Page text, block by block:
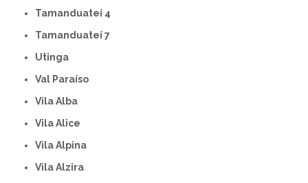
Tamanduateí 4
Tamanduateí 7
Utinga
Val Paraíso
Vila Alba
Vila Alice
Vila Alpina
Vila Alzira